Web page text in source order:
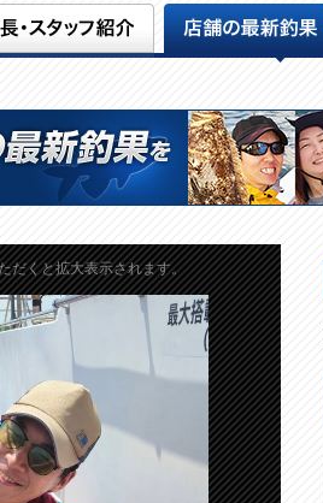
だくと拡大表示されます。